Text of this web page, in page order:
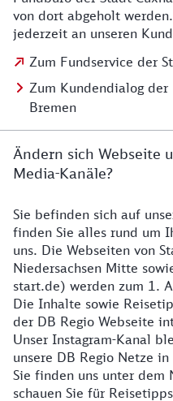
von dort abgeholt
jederzeit an unseren
Zum Fundservice der
Zum Kundendialog der
Bremen
Ändern sich Webseite
Media-Kanäle?
Details zur Website
Sie befinden sich auf
finden Sie alles rund um
uns. Die Webseiten von
Niedersachsen Mitte
start.de) werden zum 1.
Die Inhalte sowie
der DB Regio Webseite
Unser Instagram-Kanal
unsere DB Regio Netze
Sie finden uns unter dem
schauen Sie für